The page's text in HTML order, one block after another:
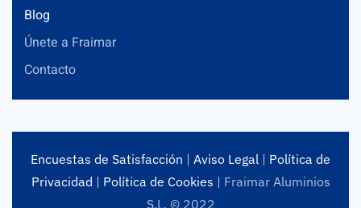
Blog
Únete a Fraimar
Contacto
Encuestas de Satisfacción | Aviso Legal | Política de
Privacidad | Política de Cookies | Fraimar Aluminios
S.L. © 2022